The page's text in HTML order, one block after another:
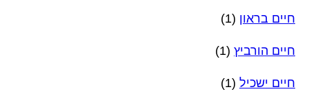
חיים בראון (1)
חיים הורביץ (1)
חיים ישכיל (1)